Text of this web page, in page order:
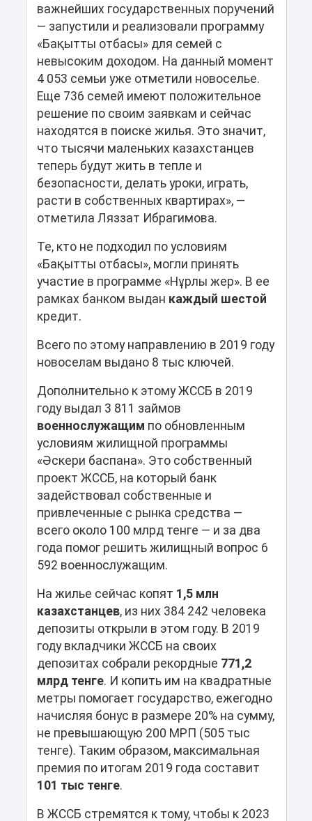
важнейших государственных поручений
— запустили и реализовали программу
«Бақытты отбасы» для семей с
невысоким доходом. На данный момент
4 053 семьи уже отметили новоселье.
Еще 736 семей имеют положительное
решение по своим заявкам и сейчас
находятся в поиске жилья. Это значит,
что тысячи маленьких казахстанцев
теперь будут жить в тепле и
безопасности, делать уроки, играть,
расти в собственных квартирах», —
отметила Ляззат Ибрагимова.
Те, кто не подходил по условиям
«Бақытты отбасы», могли принять
участие в программе «Нұрлы жер». В ее
рамках банком выдан каждый шестой
кредит.
Всего по этому направлению в 2019 году
новоселам выдано 8 тыс ключей.
Дополнительно к этому ЖССБ в 2019
году выдал 3 811 займов
военнослужащим по обновленным
условиям жилищной программы
«Әскери баспана». Это собственный
проект ЖССБ, на который банк
задействовал собственные и
привлеченные с рынка средства —
всего около 100 млрд тенге — и за два
года помог решить жилищный вопрос 6
592 военнослужащим.
На жилье сейчас копят 1,5 млн
казахстанцев, из них 384 242 человека
депозиты открыли в этом году. В 2019
году вкладчики ЖССБ на своих
депозитах собрали рекордные 771,2
млрд тенге. И копить им на квадратные
метры помогает государство, ежегодно
начисляя бонус в размере 20% на сумму,
не превышающую 200 МРП (505 тыс
тенге). Таким образом, максимальная
премия по итогам 2019 года составит
101 тыс тенге.
В ЖССБ стремятся к тому, чтобы к 2023